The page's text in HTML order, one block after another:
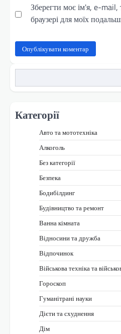
Зберегти моє ім'я, e-mail,
браузері для моїх
Категорії
Авто та мототехніка
Алкоголь
Без категорії
Безпека
Бодибілдинг
Будівництво та ремонт
Ванна кімната
Відносини та дружба
Відпочинок
Військова техніка та
Гороскоп
Гуманітрані науки
Дієти та схуднення
Дім